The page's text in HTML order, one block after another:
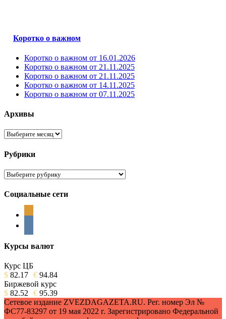
Коротко о важном
Коротко о важном от 16.01.2026
Коротко о важном от 21.11.2025
Коротко о важном от 21.11.2025
Коротко о важном от 14.11.2025
Коротко о важном от 07.11.2025
Архивы
Архивы
Рубрики
Рубрики
Социальные сети
odnoklassniki
Курсы валют
Курс ЦБ
$ 82.17 € 94.84
Биржевой курс
$ 82.52 € 95.39
Сетевое издание ZVEZDAGAZETA.RU. Рег. номер Эл №
ФС77-83297 от 19 мая 2022 г. Зарегистрировано Федеральной